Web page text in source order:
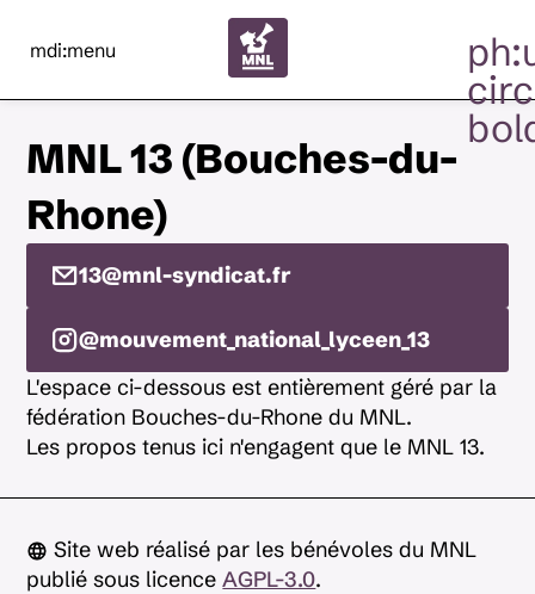
mdi:menu
MNL 13 (Bouches-du-
Rhone)
13@mnl-syndicat.fr
@mouvement_national_lyceen_13
L'espace ci-dessous est entièrement géré par la
fédération Bouches-du-Rhone du MNL.
Les propos tenus ici n'engagent que le MNL 13.
Site web réalisé par les bénévoles du MNL
publié sous licenceAGPL-3.0.